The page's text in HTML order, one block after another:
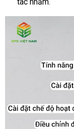
tác nhầm.